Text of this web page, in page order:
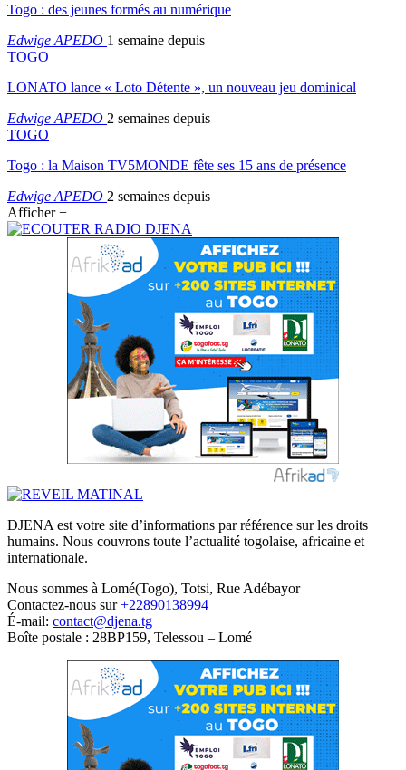
Togo : des jeunes formés au numérique
Edwige APEDO 1 semaine depuis
TOGO
LONATO lance « Loto Détente », un nouveau jeu dominical
Edwige APEDO 2 semaines depuis
TOGO
Togo : la Maison TV5MONDE fête ses 15 ans de présence
Edwige APEDO 2 semaines depuis
Afficher +
DJENA est votre site d’informations par référence sur les droits
humains. Nous couvrons toute l’actualité togolaise, africaine et
internationale.
Nous sommes à Lomé(Togo), Totsi, Rue Adébayor
Contactez-nous sur+22890138994
É-mail: contact@djena.tg
Boîte postale : 28BP159, Telessou – Lomé